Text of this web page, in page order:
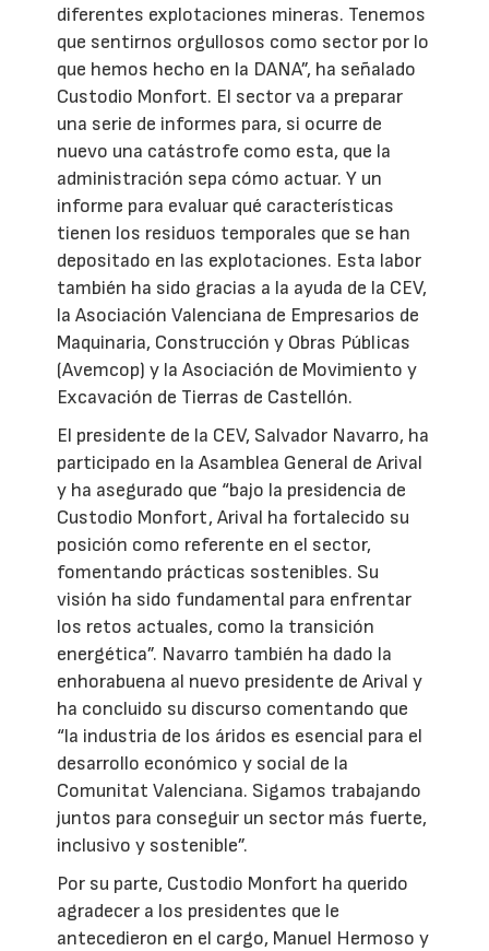
diferentes explotaciones mineras. Tenemos
que sentirnos orgullosos como sector por lo
que hemos hecho en la DANA”, ha señalado
Custodio Monfort. El sector va a preparar
una serie de informes para, si ocurre de
nuevo una catástrofe como esta, que la
administración sepa cómo actuar. Y un
informe para evaluar qué características
tienen los residuos temporales que se han
depositado en las explotaciones. Esta labor
también ha sido gracias a la ayuda de la CEV,
la Asociación Valenciana de Empresarios de
Maquinaria, Construcción y Obras Públicas
(Avemcop) y la Asociación de Movimiento y
Excavación de Tierras de Castellón.
El presidente de la CEV, Salvador Navarro, ha
participado en la Asamblea General de Arival
y ha asegurado que “bajo la presidencia de
Custodio Monfort, Arival ha fortalecido su
posición como referente en el sector,
fomentando prácticas sostenibles. Su
visión ha sido fundamental para enfrentar
los retos actuales, como la transición
energética”. Navarro también ha dado la
enhorabuena al nuevo presidente de Arival y
ha concluido su discurso comentando que
“la industria de los áridos es esencial para el
desarrollo económico y social de la
Comunitat Valenciana. Sigamos trabajando
juntos para conseguir un sector más fuerte,
inclusivo y sostenible”.
Por su parte, Custodio Monfort ha querido
agradecer a los presidentes que le
antecedieron en el cargo, Manuel Hermoso y